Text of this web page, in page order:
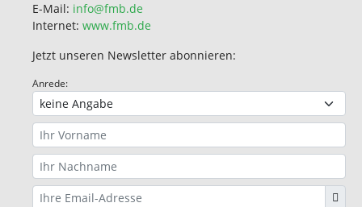
E-Mail: info@fmb.de
Internet: www.fmb.de
Jetzt unseren Newsletter abonnieren:
Anrede: